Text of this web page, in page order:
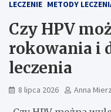
LECZENIE METODY
Czy HPV
rokowania i
leczenia
8 lipca 2026 Anna